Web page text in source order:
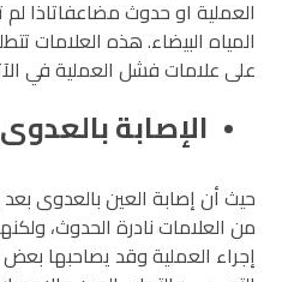
العملية او حدوث مضاعفاتاذا لم
المياه البيضاء. هذه العلامات
على علامات فشل العملية في
الإصابة بالعدوى
حيث أن إصابة العين بالعدوى بعد
من العلامات نادرة الحدوث،
إجراء العملية وقد يصاحبها